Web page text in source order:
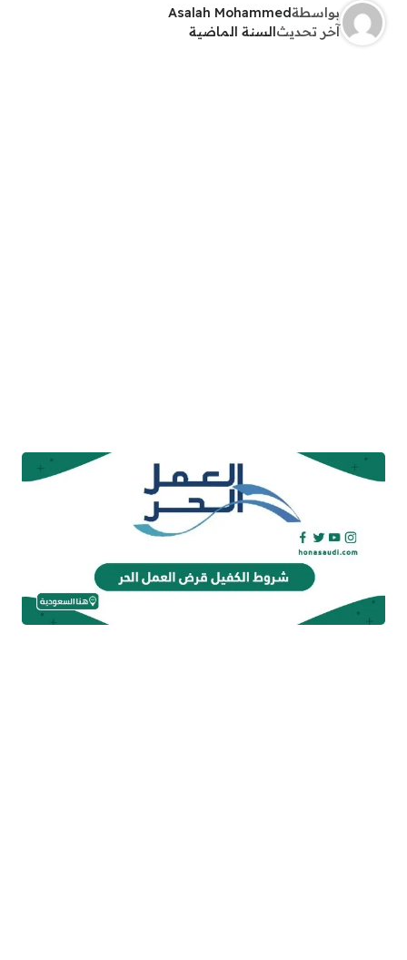
بواسطةAsalah Mohammed
آخر تحديثالسنة الماضية